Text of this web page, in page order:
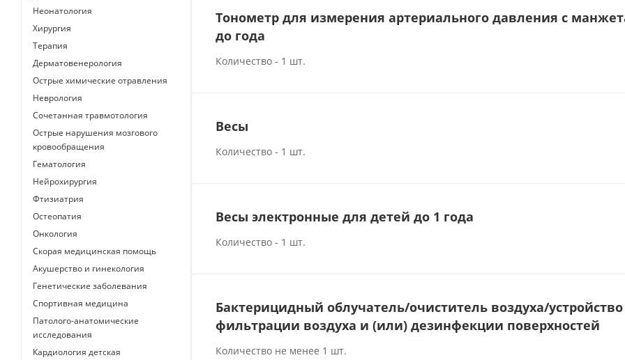
Тонометр для измерения артериального давления с
до года
Количество - 1 шт.
Весы
Количество - 1 шт.
Весы электронные для детей до 1 года
Количество - 1 шт.
Бактерицидный облучатель/очиститель воздуха/
фильтрации воздуха и (или) дезинфекции поверхностей
Количество не менее 1 шт.
Неонатология
Хирургия
Терапия
Дерматовенерология
Острые химические отравления
Неврология
Сочетанная травмотология
Острые нарушения мозгового
кровообращения
Гематология
Нейрохирургия
Фтизиатрия
Остеопатия
Онкология
Скорая медицинская помощь
Акушерство и гинекология
Генетические заболевания
Спортивная медицина
Патолого-анатомические
исследования
Кардиология детская